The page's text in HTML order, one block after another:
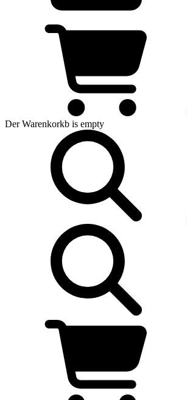
Der Warenkorkb is empty